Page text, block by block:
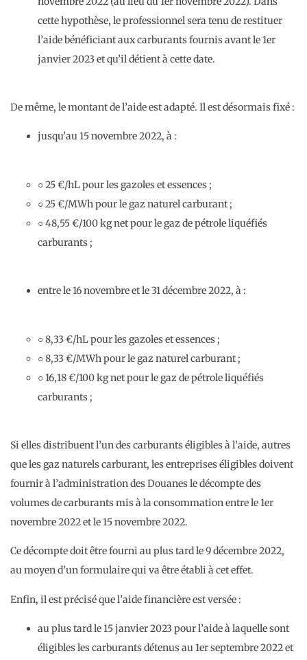
cette hypothèse, le professionnel sera tenu de restituer
l’aide bénéficiant aux carburants fournis avant le 1er
janvier 2023 et qu’il détient à cette date.
De même, le montant de l’aide est adapté. Il est désormais fixé :
jusqu’au 15 novembre 2022, à :
○ 25 €/hL pour les gazoles et essences ;
○ 25 €/MWh pour le gaz naturel carburant ;
○ 48,55 €/100 kg net pour le gaz de pétrole liquéfiés
carburants ;
entre le 16 novembre et le 31 décembre 2022, à :
○ 8,33 €/hL pour les gazoles et essences ;
○ 8,33 €/MWh pour le gaz naturel carburant ;
○ 16,18 €/100 kg net pour le gaz de pétrole liquéfiés
carburants ;
Si elles distribuent l’un des carburants éligibles à l’aide, autres
que les gaz naturels carburant, les entreprises éligibles doivent
fournir à l’administration des Douanes le décompte des
volumes de carburants mis à la consommation entre le 1er
novembre 2022 et le 15 novembre 2022.
Ce décompte doit être fourni au plus tard le 9 décembre 2022,
au moyen d’un formulaire qui va être établi à cet effet.
Enfin, il est précisé que l’aide financière est versée :
au plus tard le 15 janvier 2023 pour l’aide à laquelle sont
éligibles les carburants détenus au 1er septembre 2022 et